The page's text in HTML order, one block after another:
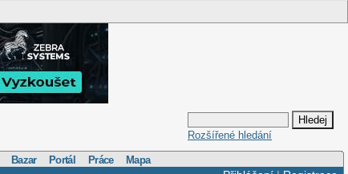
Rozšířené hledání
Bazar Portál Práce Mapa